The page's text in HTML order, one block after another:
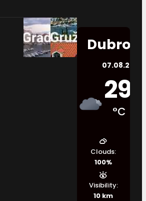
07.08.2026.
29
°C
Clouds:
100%
Visibility:
10 km